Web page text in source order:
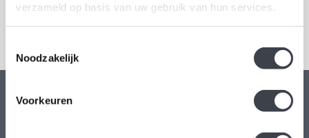
verzameld op basis van uw gebruik van hun services.
Noodzakelijk
Voorkeuren